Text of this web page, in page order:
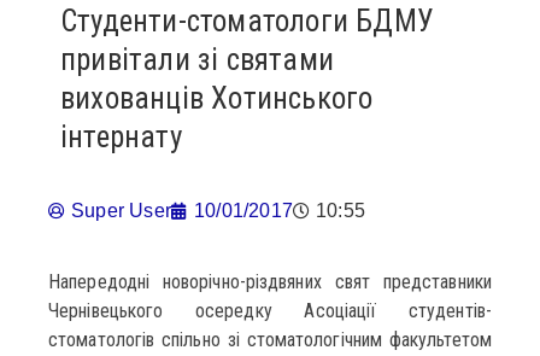
Студенти-стоматологи БДМУ
привітали зі святами
вихованців Хотинського
інтернату
Super User 10/01/2017 10:55
Напередодні новорічно-різдвяних свят представники
Чернівецького осередку Асоціації студентів-
стоматологів спільно зi стоматологічним факультетом